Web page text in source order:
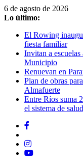
Saltar
al
6 de agosto de 2026
Lo último:
El Rowing
fiesta familiar
Invitan a escuelas
Municipio
Renuevan en
Plan de obras
Almafuerte
Entre Ríos suma
el sistema de salud